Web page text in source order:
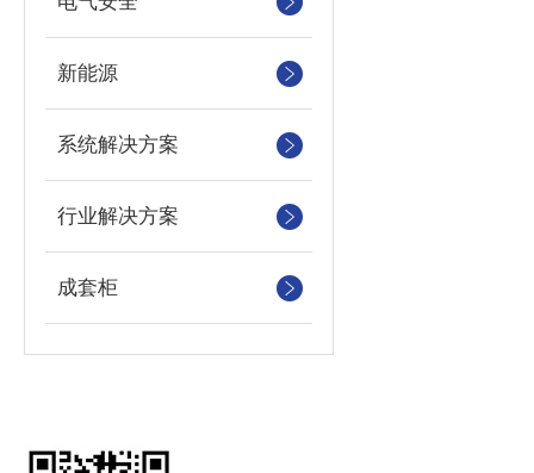
新能源
系统解决方案
行业解决方案
成套柜